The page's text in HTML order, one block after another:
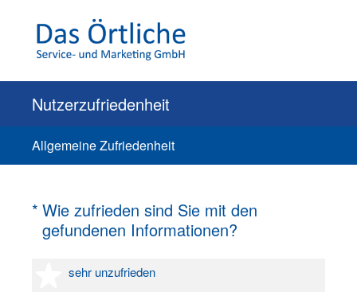
Nutzerzufriedenheit
Allgemeine Zufriedenheit
* Wie zufrieden sind Sie mit den
gefundenen Informationen?
(Erforderlich.)
sehr unzufrieden
1 Stern